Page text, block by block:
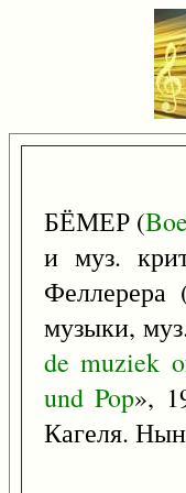
БЁМЕР (
и муз.
Феллерера
музыки,
de muziek
und Pop»,
Кагеля.